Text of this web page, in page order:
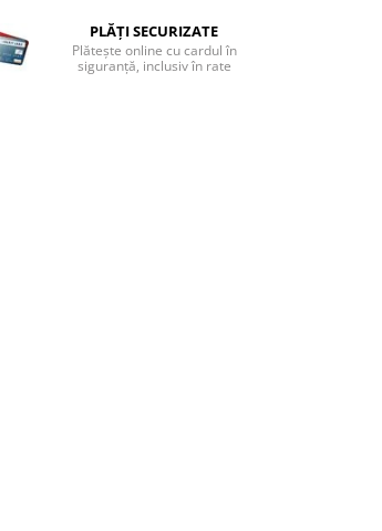
PLĂȚI SECURIZATE
Plătește online cu cardul în
siguranță, inclusiv în rate